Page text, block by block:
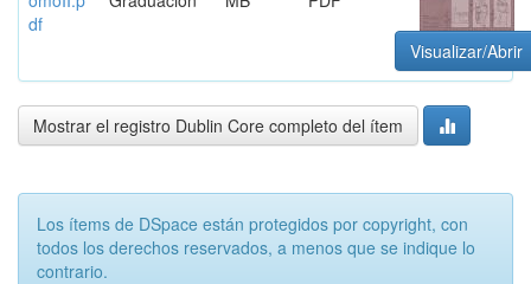
df
Visualizar/Abrir
Mostrar el registro Dublin Core completo del ítem
Los ítems de DSpace están protegidos por copyright, con
todos los derechos reservados, a menos que se indique lo
contrario.